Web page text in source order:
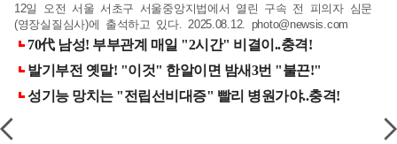
12일 오전 서울 서초구 서울중앙지법에서 열린 구속 전 피의자 심문
(영장실질심사)에 출석하고 있다. 2025.08.12. photo@newsis.com